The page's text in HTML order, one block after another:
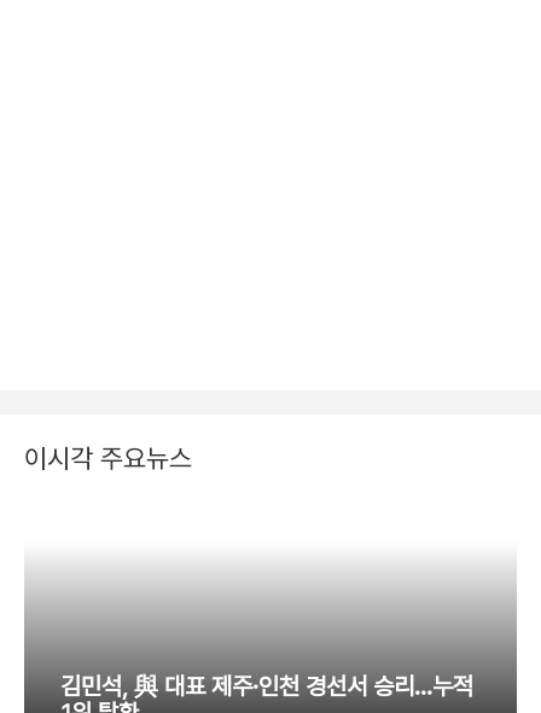
이시각 주요뉴스
김민석, 與 대표 제주·인천 경선서 승리…누적